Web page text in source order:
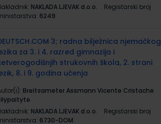
NAKLADA LJEVAK d.o.o.
Registarski broj
6249
3; radna bilježnica njemačkog
za 3. i 4. razred gimnazija i
strukovnih škola, 2. strani
8. i 9. godina učenja
Breitsameter Assmann Vicente Cristache
NAKLADA LJEVAK d.o.o.
Registarski broj
6730-DOM